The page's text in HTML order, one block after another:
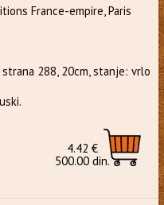
France-empire, Paris
288, 20cm, stanje: vrlo
4.42 €
500.00 din.